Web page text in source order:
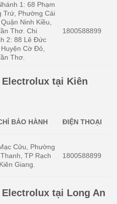
1: 68 Phạm
Trứ, Phường Cái
Ninh Kiều,
Thơ. Chi
2: 88 Lê Đức
Cờ Đỏ,
Thơ.
1800588899
tại Kiên
BẢO HÀNH ĐIỆN THOẠI
Cửu, Phường
TP Rạch
Giang.
1800588899
tại Long An